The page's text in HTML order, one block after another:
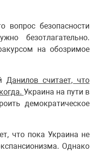
безопасности
безотлагательно.
на обозримое
Данилов считает, что
Украина на пути в
демократическое
что пока Украина не
Однако